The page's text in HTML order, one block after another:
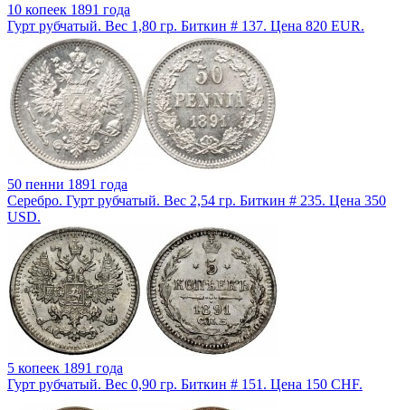
10 копеек 1891 года
Гурт рубчатый. Вес 1,80 гр. Биткин # 137. Цена 820 EUR.
50 пенни 1891 года
Серебро. Гурт рубчатый. Вес 2,54 гр. Биткин # 235. Цена 350
USD.
5 копеек 1891 года
Гурт рубчатый. Вес 0,90 гр. Биткин # 151. Цена 150 CHF.